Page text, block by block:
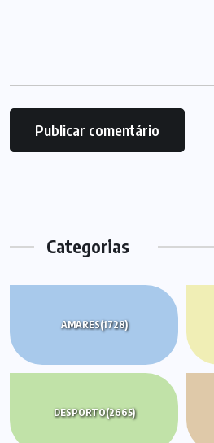
Categorias
AMARES(1728)
DESPORTO(2665)